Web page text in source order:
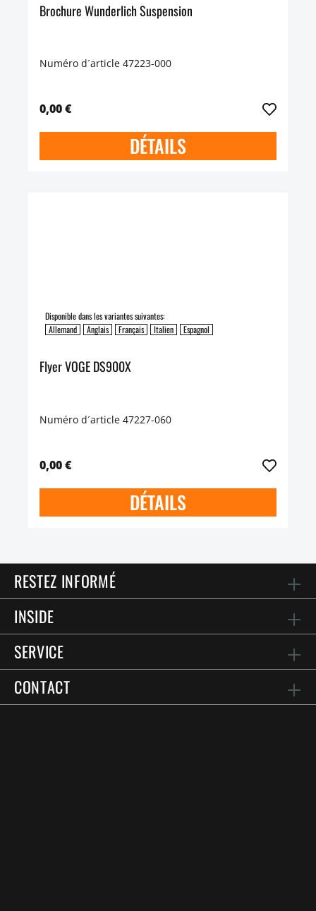
Brochure Wunderlich Suspension
Numéro d´article 47223-000
0,00 €
DÉTAILS
Disponible dans les variantes suivantes:
Allemand
Anglais Français Italien Espagnol
Flyer VOGE DS900X
Numéro d´article 47227-060
0,00 €
DÉTAILS
RESTEZ INFORMÉ
INSIDE
SERVICE
CONTACT